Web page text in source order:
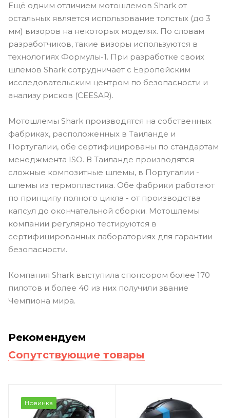
Ещё одним отличием мотошлемов Shark от
остальных является использование толстых (до 3
мм) визоров на некоторых моделях. По словам
разработчиков, такие визоры используются в
технологиях Формулы-1. При разработке своих
шлемов Shark сотрудничает с Европейским
исследовательским центром по безопасности и
анализу рисков (CEESAR).
Мотошлемы Shark производятся на собственных
фабриках, расположенных в Таиланде и
Португалии, обе сертифицированы по стандартам
менеджмента ISO. В Таиланде производятся
сложные композитные шлемы, в Португалии -
шлемы из термопластика. Обе фабрики работают
по принципу полного цикла - от производства
капсул до окончательной сборки. Мотошлемы
компании регулярно тестируются в
сертифицированных лабораториях для гарантии
безопасности.
Компания Shark выступила спонсором более 170
пилотов и более 40 из них получили звание
Чемпиона мира.
Рекомендуем
Сопутствующие товары
Новинка